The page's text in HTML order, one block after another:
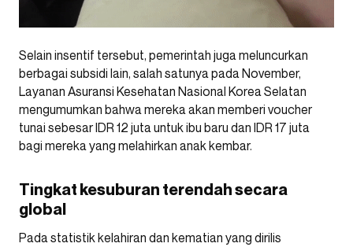
Selain insentif tersebut, pemerintah juga meluncurkan
berbagai subsidi lain, salah satunya pada November,
Layanan Asuransi Kesehatan Nasional Korea Selatan
mengumumkan bahwa mereka akan memberi voucher
tunai sebesar IDR 12 juta untuk ibu baru dan IDR 17 juta
bagi mereka yang melahirkan anak kembar.
Tingkat kesuburan terendah secara
global
Pada statistik kelahiran dan kematian yang dirilis